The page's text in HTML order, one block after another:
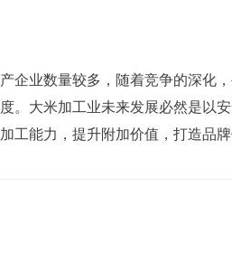
企业数量较多，随着竞争的深化
。大米加工业未来发展必然是以
工能力，提升附加价值，打造品